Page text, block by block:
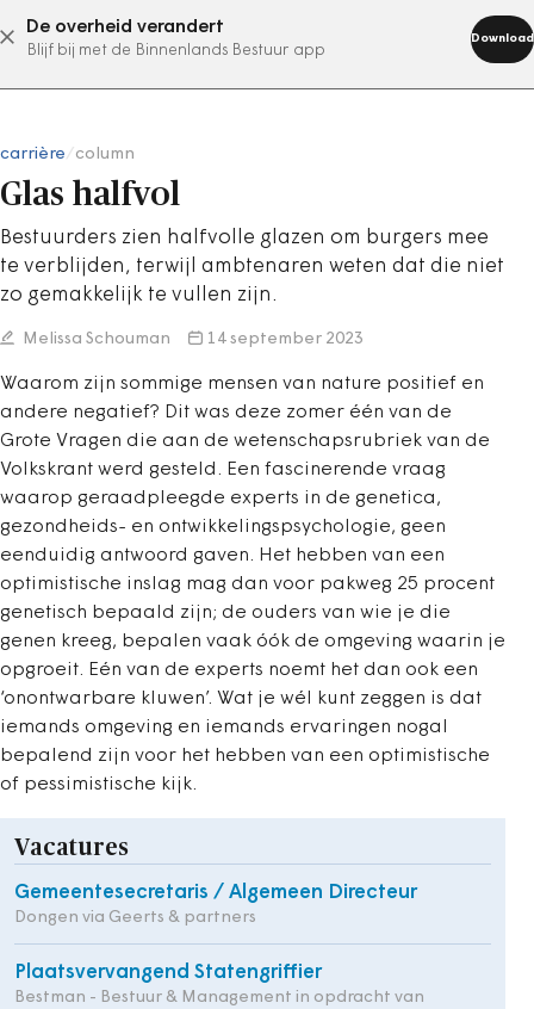
De overheid verandert
Blijf bij met de Binnenlands Bestuur app
Download
abonneer nu
carrière column
Glas halfvol
Bestuurders zien halfvolle glazen om burgers mee
te verblijden, terwijl ambtenaren weten dat die niet
zo gemakkelijk te vullen zijn.
Melissa Schouman 14 september 2023
Waarom zijn sommige mensen van nature positief en
andere negatief? Dit was deze zomer één van de
Grote Vragen die aan de wetenschapsrubriek van de
Volkskrant werd gesteld. Een fascinerende vraag
waarop geraadpleegde experts in de genetica,
gezondheids- en ontwikkelingspsychologie, geen
eenduidig antwoord gaven. Het hebben van een
optimistische inslag mag dan voor pakweg 25 procent
genetisch bepaald zijn; de ouders van wie je die
genen kreeg, bepalen vaak óók de omgeving waarin je
opgroeit. Eén van de experts noemt het dan ook een
‘onontwarbare kluwen’. Wat je wél kunt zeggen is dat
iemands omgeving en iemands ervaringen nogal
bepalend zijn voor het hebben van een optimistische
of pessimistische kijk.
Vacatures
Gemeentesecretaris / Algemeen Directeur
Dongen via Geerts & partners
Plaatsvervangend Statengriffier
Bestman - Bestuur & Management in opdracht van